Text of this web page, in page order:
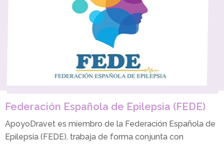
Federación Española de Epilepsia (FEDE)
ApoyoDravet es miembro de la Federación Española de
Epilepsia (FEDE), trabaja de forma conjunta con